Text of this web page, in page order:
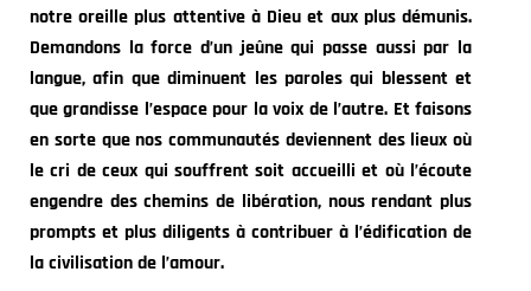
notre oreille plus attentive à Dieu et aux plus démunis.
Demandons la force d’un jeûnequi passe aussi par la
langue, afin que diminuent les paroles qui blessent et
que grandisse l’espace pour la voix de l’autre. Et faisons
en sorte que nos communautés deviennent des lieux où
le cri de ceux qui souffrent soit accueilli et où l’écoute
engendre des chemins de libération, nous rendant plus
prompts et plus diligents à contribuer à l’édification de
la civilisation de l’amour.